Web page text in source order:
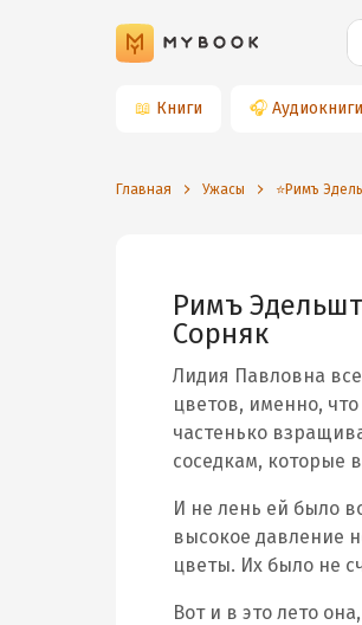
📖 Книги 🎧 Аудиокниги
Главная Ужасы ⭐️Римъ
Римъ
Сорняк
Лидия Павловна
цветов, именно,
частенько
соседкам, которые
И не лень ей было
высокое давление
цветы. Их было не
Вот и в это лето